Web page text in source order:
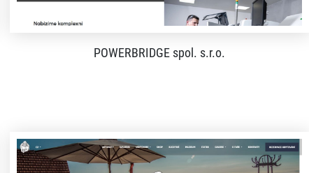
POWERBRIDGE spol. s.r.o.